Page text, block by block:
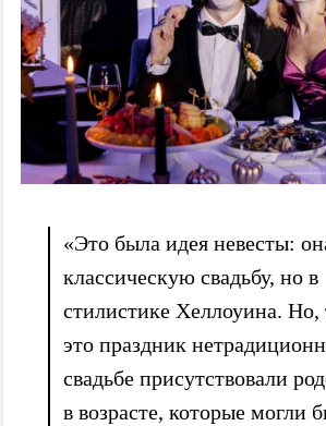
«Это была идея невесты:
классическую свадьбу, но в
стилистике Хеллоуина. Но,
это праздник
свадьбе присутствовали
в возрасте, которые могли